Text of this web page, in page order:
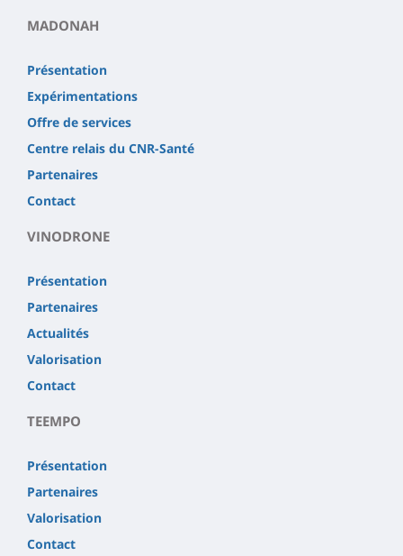
MADONAH
Présentation
Expérimentations
Offre de services
Centre relais du CNR-Santé
Partenaires
Contact
VINODRONE
Présentation
Partenaires
Actualités
Valorisation
Contact
TEEMPO
Présentation
Partenaires
Valorisation
Contact